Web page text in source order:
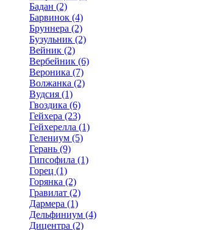
Бадан (2)
Барвинок (4)
Бруннера (2)
Бузульник (2)
Вейник (2)
Вербейник (6)
Вероника (7)
Волжанка (2)
Вудсия (1)
Гвоздика (6)
Гейхера (23)
Гейхерелла (1)
Гелениум (5)
Герань (9)
Гипсофила (1)
Горец (1)
Горянка (2)
Гравилат (2)
Дармера (1)
Дельфиниум (4)
Дицентра (2)